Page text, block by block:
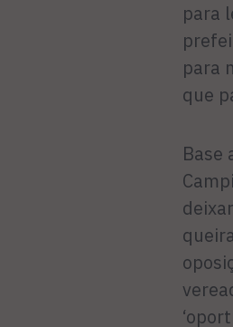
para
para
que
Base